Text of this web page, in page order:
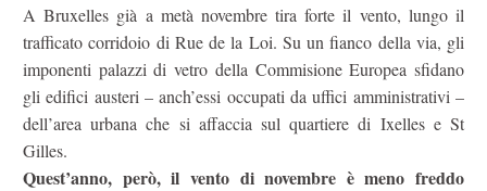
A Bruxelles già a metà novembre tira forte il vento, lungo il
trafficato corridoio di Rue de la Loi. Su un fianco della via, gli
imponenti palazzi di vetro della Commisione Europea sfidano
gli edifici austeri – anch’essi occupati da uffici amministrativi –
dell’area urbana che si affaccia sul quartiere di Ixelles e St
Gilles.
Quest’anno, però, il vento di novembre è meno freddo